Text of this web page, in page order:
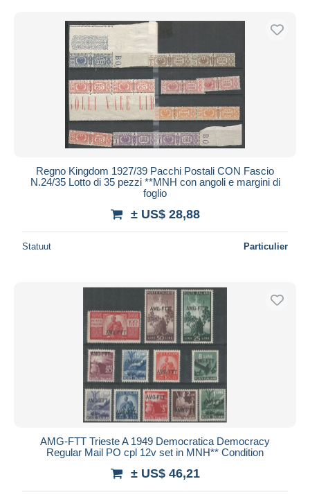
Regno Kingdom 1927/39 Pacchi Postali CON Fascio
N.24/35 Lotto di 35 pezzi **MNH con angoli e margini di
foglio
± US$ 28,88
Statuut Particulier
AMG-FTT Trieste A 1949 Democratica Democracy
Regular Mail PO cpl 12v set in MNH** Condition
± US$ 46,21